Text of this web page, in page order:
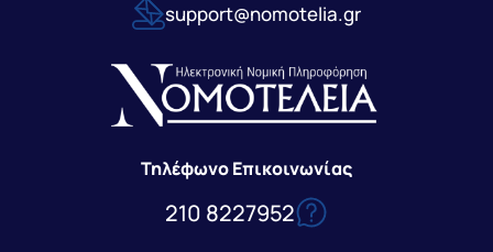
support@nomotelia.gr
Τηλέφωνο Επικοινωνίας
210 8227952